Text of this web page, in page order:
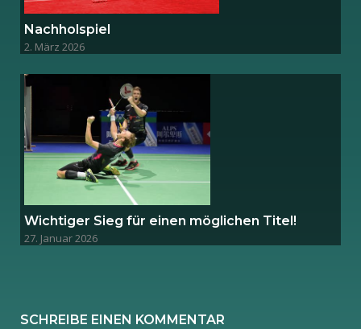
Nachholspiel
2. März 2026
Wichtiger Sieg für einen möglichen Titel!
27. Januar 2026
SCHREIBE EINEN KOMMENTAR